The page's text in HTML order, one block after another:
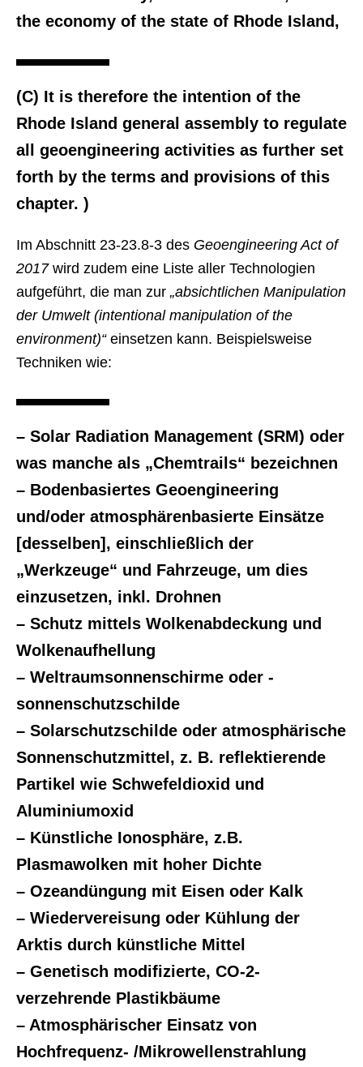
the economy of the state of Rhode Island,
(C) It is therefore the intention of the
Rhode Island general assembly to regulate
all geoengineering activities as further set
forth by the terms and provisions of this
chapter. )
Im Abschnitt 23-23.8-3 des Geoengineering Act of
2017wird zudem eine Liste aller Technologien
aufgeführt, die man zur „absichtlichen Manipulation
der Umwelt (intentional manipulation of the
environment)“einsetzen kann. Beispielsweise
Techniken wie:
– Solar Radiation Management (SRM) oder
was manche als „Chemtrails“ bezeichnen
– Bodenbasiertes Geoengineering
und/oder atmosphärenbasierte Einsätze
[desselben], einschließlich der
„Werkzeuge“ und Fahrzeuge, um dies
einzusetzen, inkl. Drohnen
– Schutz mittels Wolkenabdeckung und
Wolkenaufhellung
– Weltraumsonnenschirme oder -
sonnenschutzschilde
– Solarschutzschilde oder atmosphärische
Sonnenschutzmittel, z. B. reflektierende
Partikel wie Schwefeldioxid und
Aluminiumoxid
– Künstliche Ionosphäre, z.B.
Plasmawolken mit hoher Dichte
– Ozeandüngung mit Eisen oder Kalk
– Wiedervereisung oder Kühlung der
Arktis durch künstliche Mittel
– Genetisch modifizierte, CO-2-
verzehrende Plastikbäume
– Atmosphärischer Einsatz von
Hochfrequenz- /Mikrowellenstrahlung